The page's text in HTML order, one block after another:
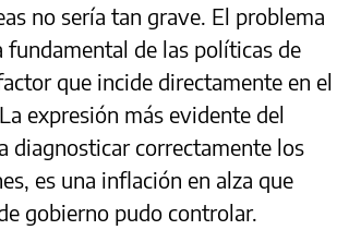
no sería tan grave. El problema
fundamental de las políticas de
que incide directamente en el
expresión más evidente del
diagnosticar correctamente los
es una inflación en alza que
gobierno pudo controlar.